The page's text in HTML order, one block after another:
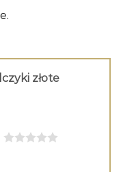
złote